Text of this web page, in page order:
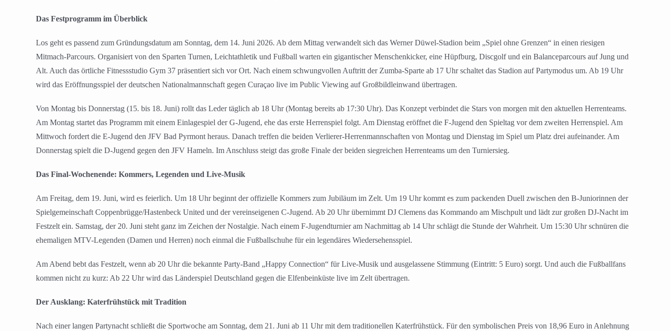
Das Festprogramm im Überblick
Los geht es passend zum Gründungsdatum am Sonntag, dem 14. Juni 2026. Ab dem Mittag verwandelt sich das Werner Düwel-Stadion beim „Spiel ohne Grenzen“ in einen riesigen
Mitmach-Parcours. Organisiert von den Sparten Turnen, Leichtathletik und Fußball warten ein gigantischer Menschenkicker, eine Hüpfburg, Discgolf und ein Balanceparcours auf Jung und
Alt. Auch das örtliche Fitnessstudio Gym 37 präsentiert sich vor Ort. Nach einem schwungvollen Auftritt der Zumba-Sparte ab 17 Uhr schaltet das Stadion auf Partymodus um. Ab 19 Uhr
wird das Eröffnungsspiel der deutschen Nationalmannschaft gegen Curaçao live im Public Viewing auf Großbildleinwand übertragen.
Von Montag bis Donnerstag (15. bis 18. Juni) rollt das Leder täglich ab 18 Uhr (Montag bereits ab 17:30 Uhr). Das Konzept verbindet die Stars von morgen mit den aktuellen Herrenteams.
Am Montag startet das Programm mit einem Einlagespiel der G-Jugend, ehe das erste Herrenspiel folgt. Am Dienstag eröffnet die F-Jugend den Spieltag vor dem zweiten Herrenspiel. Am
Mittwoch fordert die E-Jugend den JFV Bad Pyrmont heraus. Danach treffen die beiden Verlierer-Herrenmannschaften von Montag und Dienstag im Spiel um Platz drei aufeinander. Am
Donnerstag spielt die D-Jugend gegen den JFV Hameln. Im Anschluss steigt das große Finale der beiden siegreichen Herrenteams um den Turniersieg.
Das Final-Wochenende: Kommers, Legenden und Live-Musik
Am Freitag, dem 19. Juni, wird es feierlich. Um 18 Uhr beginnt der offizielle Kommers zum Jubiläum im Zelt. Um 19 Uhr kommt es zum packenden Duell zwischen den B-Juniorinnen der
Spielgemeinschaft Coppenbrügge/Hastenbeck United und der vereinseigenen C-Jugend. Ab 20 Uhr übernimmt DJ Clemens das Kommando am Mischpult und lädt zur großen DJ-Nacht im
Festzelt ein. Samstag, der 20. Juni steht ganz im Zeichen der Nostalgie. Nach einem F-Jugendturnier am Nachmittag ab 14 Uhr schlägt die Stunde der Wahrheit. Um 15:30 Uhr schnüren die
ehemaligen MTV-Legenden (Damen und Herren) noch einmal die Fußballschuhe für ein legendäres Wiedersehensspiel.
Am Abend bebt das Festzelt, wenn ab 20 Uhr die bekannte Party-Band „Happy Connection“ für Live-Musik und ausgelassene Stimmung (Eintritt: 5 Euro) sorgt. Und auch die Fußballfans
kommen nicht zu kurz: Ab 22 Uhr wird das Länderspiel Deutschland gegen die Elfenbeinküste live im Zelt übertragen.
Der Ausklang: Katerfrühstück mit Tradition
Nach einer langen Partynacht schließt die Sportwoche am Sonntag, dem 21. Juni ab 11 Uhr mit dem traditionellen Katerfrühstück. Für den symbolischen Preis von 18,96 Euro in Anlehnung